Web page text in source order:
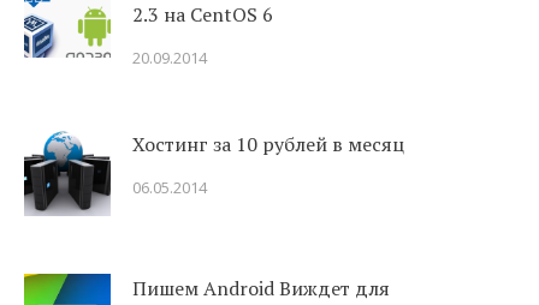
2.3 на CentOS 6
20.09.2014
Хостинг за 10 рублей в месяц
06.05.2014
Пишем Android Виждет для